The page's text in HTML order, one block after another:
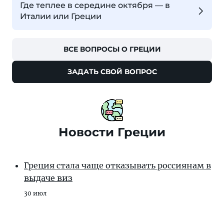
Где теплее в середине октября — в
Италии или Греции
ВСЕ ВОПРОСЫ О ГРЕЦИИ
ЗАДАТЬ СВОЙ ВОПРОС
Новости Греции
Греция стала чаще отказывать россиянам в
выдаче виз
30 июл